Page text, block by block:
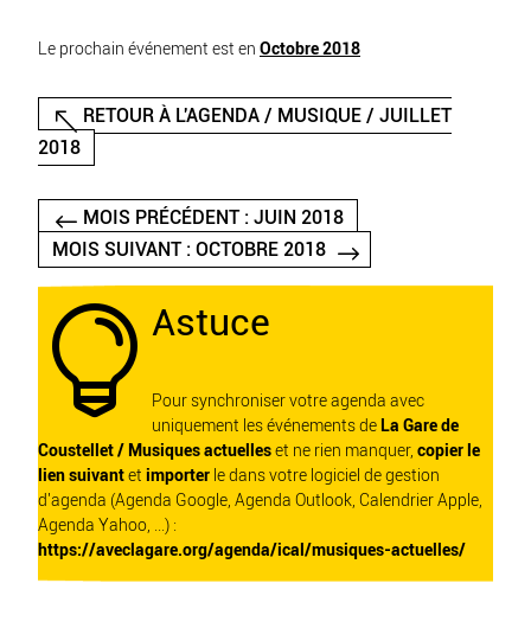
Le prochain événement est en Octobre 2018
RETOUR À L'AGENDA / MUSIQUE / JUILLET
2018
MOIS PRÉCÉDENT : JUIN 2018
MOIS SUIVANT : OCTOBRE 2018
 Astuce
Pour synchroniser votre agenda avec
uniquement les événements de La Gare de
Coustellet / Musiques actuelleset ne rien manquer, copier le
lien suivantet importer le dans votre logiciel de gestion
d'agenda (Agenda Google, Agenda Outlook, Calendrier Apple,
Agenda Yahoo, ...) :
https://aveclagare.org/agenda/ical/musiques-actuelles/